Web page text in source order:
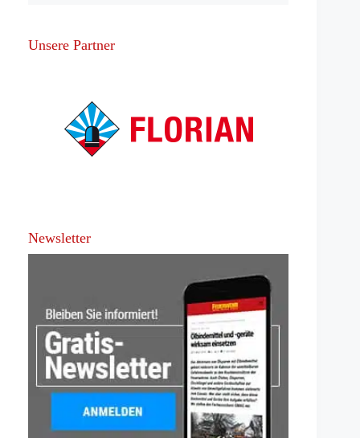
Unsere Partner
Newsletter